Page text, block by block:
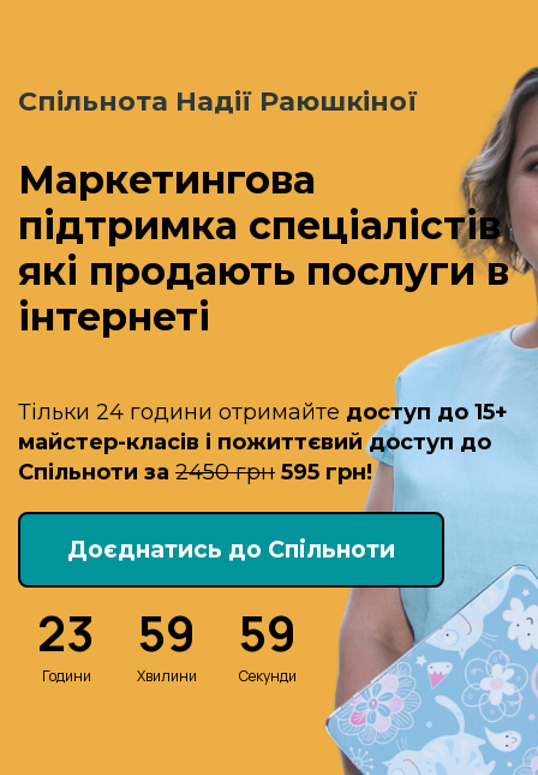
Спільнота Надії Раюшкіної
Маркетингова
підтримка спеціалістів
які продають послуги в
інтернеті
Тільки 24 години отримайте доступ до 15+
майстер-класів і пожиттєвий доступ до
Спільноти за 2450 грн 595 грн!
Доєднатись до Спільноти
23
Години
59
Хвилини
59
Секунди